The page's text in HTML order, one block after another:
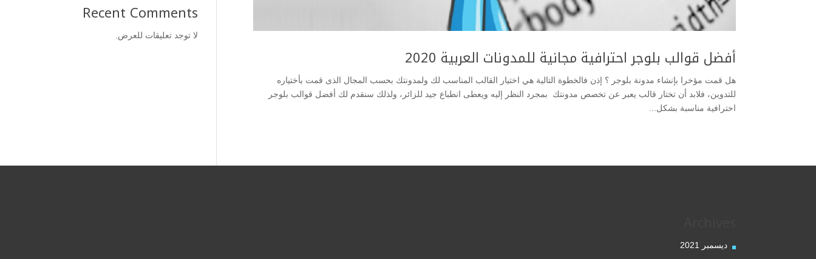
أفضل قوالب بلوجر احترافية مجانية للمدونات العربية 2020
هل قمت مؤخرا بإنشاء مدونة بلوجر ؟ إذن فالخطوة التالية هي اختيار القالب المناسب لك ولمدونتك بحسب المجال الذى قمت بأختياره
للتدوين، فلابد أن تختار قالب يعبر عن تخصص مدونتك بمجرد النظر إليه ويعطى انطباع جيد للزائر، ولذلك سنقدم لك أفضل قوالب بلوجر
احترافية مناسبة بشكل...
Recent Comments
لا توجد تعليقات للعرض.
ديسمبر 2021